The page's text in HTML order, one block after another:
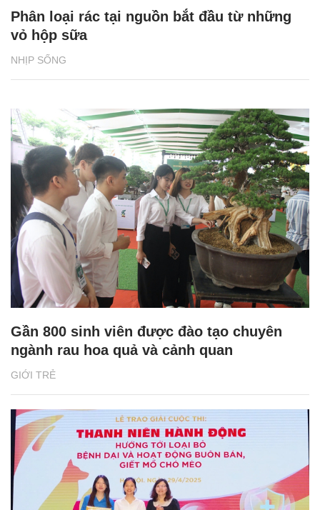
NHỊP SỐNG
Phân loại rác tại nguồn bắt đầu từ những
vỏ hộp sữa
GIỚI TRẺ
Gần 800 sinh viên được đào tạo chuyên
ngành rau hoa quả và cảnh quan